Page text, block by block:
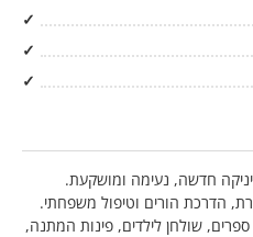
✓
✓
✓
חדשה, נעימה ומושקעת.
הדרכת הורים וטיפול משפחתי.
שולחן לילדים, פינות המתנה,